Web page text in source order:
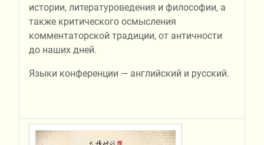
истории, литературоведения и философии, а
также критического осмысления
комментаторской традиции, от античности
до наших дней.
Языки конференции — английский и русский.